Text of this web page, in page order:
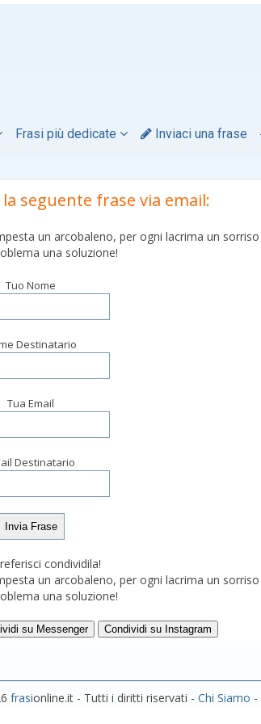
Frasi più dedicate Inviaci una frase
seguente frase via email:
un arcobaleno, per ogni lacrima un sorriso
una soluzione!
Tuo Nome
Destinatario
Tua Email
Destinatario
condividila!
un arcobaleno, per ogni lacrima un sorriso
una soluzione!
su Messenger Condividi su Instagram
frasionline.it - Tutti i diritti riservati - Chi Siamo -